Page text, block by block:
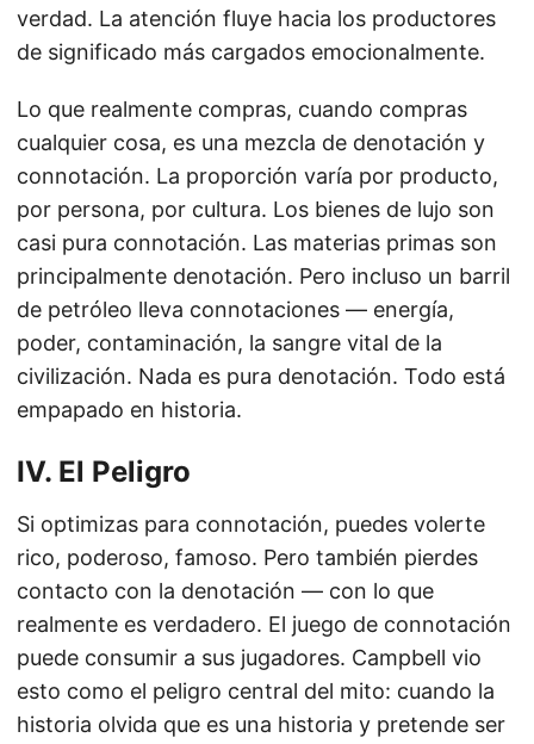
verdad. La atención fluye hacia los productores
de significado más cargados emocionalmente.
Lo que realmente compras, cuando compras
cualquier cosa, es una mezcla de denotación y
connotación. La proporción varía por producto,
por persona, por cultura. Los bienes de lujo son
casi pura connotación. Las materias primas son
principalmente denotación. Pero incluso un barril
de petróleo lleva connotaciones — energía,
poder, contaminación, la sangre vital de la
civilización. Nada es pura denotación. Todo está
empapado en historia.
IV. El Peligro
Si optimizas para connotación, puedes volerte
rico, poderoso, famoso. Pero también pierdes
contacto con la denotación — con lo que
realmente es verdadero. El juego de connotación
puede consumir a sus jugadores. Campbell vio
esto como el peligro central del mito: cuando la
historia olvida que es una historia y pretende ser